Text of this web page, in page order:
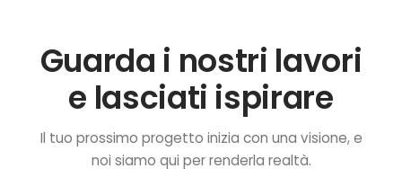
Guarda i nostri lavori
e lasciati ispirare
Il tuo prossimo progetto inizia con una visione, e
noi siamo qui per renderla realtà.